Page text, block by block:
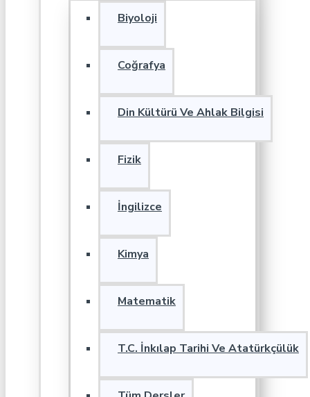
Biyoloji
Coğrafya
Din Kültürü Ve Ahlak Bilgisi
Fizik
İngilizce
Kimya
Matematik
T.C. İnkılap Tarihi Ve Atatürkçülük